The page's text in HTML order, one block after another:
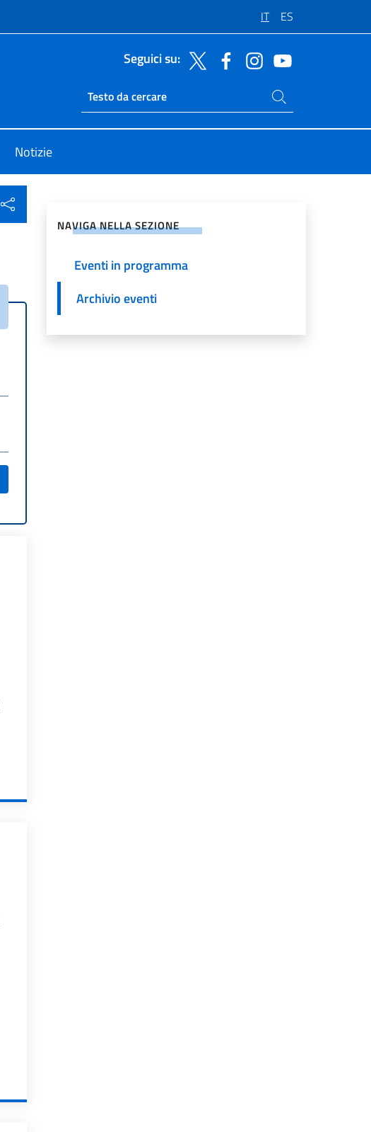
IT ES
Seguici su:
Ricerca sito live
Cerca nel sito
Notizie
NAVIGA NELLA SEZIONE
Eventi in programma
Archivio eventi